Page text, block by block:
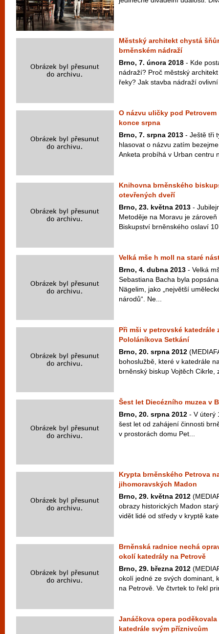
Městský architekt chystá
brněnském nádraží
Brno, 7. února 2018 - Kde
nádraží? Proč městský
řeky? Jak stavba nádraží
O názvu uličky pod
konce srpna
Brno, 7. srpna 2013 - Ještě tři
hlasovat o názvu zatím
Anketa probíhá v Urban centru
Knihovna brněnského
otevřených dveří
Brno, 23. května 2013 -
Metoděje na Moravu je
Biskupství brněnského oslaví
Velká mše h moll na staré
Brno, 4. dubna 2013 - Velká
Sebastiana Bacha byla
Nägelim, jako „největší
národů“. Ne...
Při mši v petrovské katedrále
Pololáníkova Setkání
Brno, 20. srpna 2012
bohoslužbě, které v katedrále
brněnský biskup Vojtěch Cikrle,
Šest let Diecézního muzea v
Brno, 20. srpna 2012 - V úterý
šest let od zahájení činnosti
v prostorách domu Pet...
Krypta brněnského Petrova
jihomoravských Madon
Brno, 29. května 2012
obrazy historických Madon
vidět lidé od středy v kryptě
Brněnská radnice nechá
okolí katedrály na Petrově
Brno, 29. března 2012
okolí jedné ze svých dominant,
na Petrově. Ve čtvrtek to řekl
Janáčkova opera
katedrále svým příznivcům